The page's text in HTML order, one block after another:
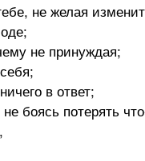
не желая
не принуждая;
в ответ;
боясь потерять
за них;